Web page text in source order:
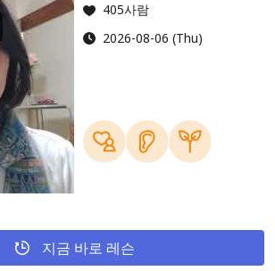
405사람
2026-08-06 (Thu)
지금 바로 레슨